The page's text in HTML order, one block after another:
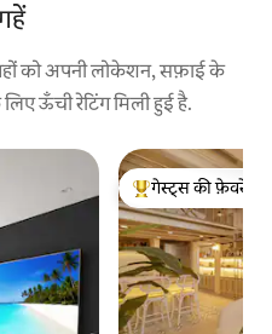
को अपनी लोकेशन, सफ़ाई के
ऊँची रेटिंग मिली हुई है.
गेस्ट्स का टॉप फ़ेवरेट
गेस्ट्स की फ़ेवरेट